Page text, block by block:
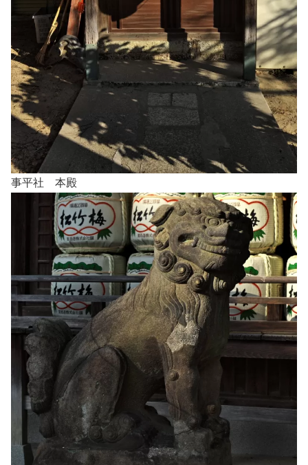
事平社 本殿